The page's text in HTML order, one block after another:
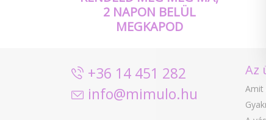
2 NAPON BELÜL
MEGKAPOD
+36 14 451 282
info@mimulo.hu
Az
Amit